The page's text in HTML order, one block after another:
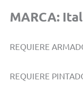
MARCA:
REQUIERE
REQUIERE